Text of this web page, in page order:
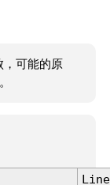
，可能的原
Line